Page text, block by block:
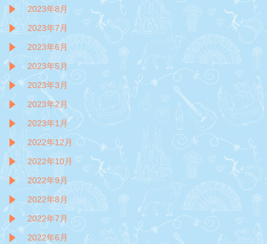
2023年8月
2023年7月
2023年6月
2023年5月
2023年3月
2023年2月
2023年1月
2022年12月
2022年10月
2022年9月
2022年8月
2022年7月
2022年6月